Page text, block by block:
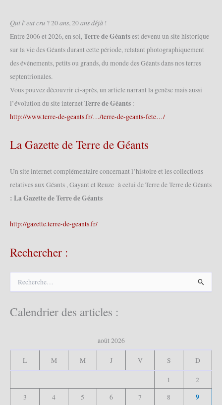
𝑄𝑢𝑖 𝑙’𝑒𝑢𝑡 𝑐𝑟𝑢 ? 20 𝑎𝑛𝑠, 20 𝑎𝑛𝑠 𝑑𝑒́𝑗𝑎̀ !
Entre 2006 et 2026, en soi,Terre de Géantsest devenu un site historique
sur la vie des Géants durant cette période, relatant photographiquement
des événements, petits ou grands, du monde des Géants dans nos terres
septentrionales.
Vous pouvez découvrir ci-après, un article narrant la genèse mais aussi
l’évolution du site internet Terre de Géants :
http://www.terre-de-geants.fr/…/terre-de-geants-fete…/
La Gazette de Terre de Géants
Un site internet complémentaire concernant l’histoire et les collections
relatives aux Géants , Gayant et Reuze à celui de Terre de Terre de Géants
: La Gazette de Terre de Géants
http://gazette.terre-de-geants.fr/
Rechercher :
h
e
Calendrier des articles :
août 2026
L M M J V S D
1
2
3
4 5 6 7 8 9